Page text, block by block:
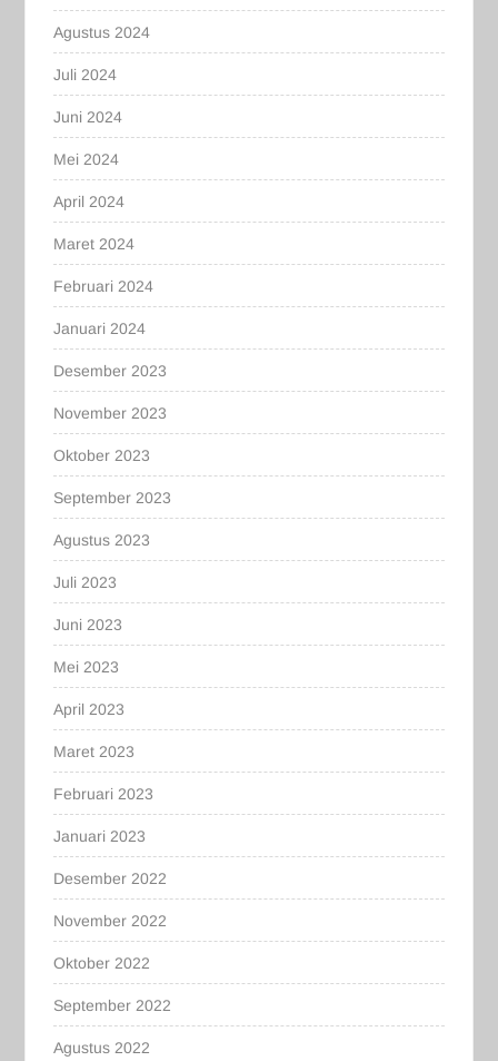
Agustus 2024
Juli 2024
Juni 2024
Mei 2024
April 2024
Maret 2024
Februari 2024
Januari 2024
Desember 2023
November 2023
Oktober 2023
September 2023
Agustus 2023
Juli 2023
Juni 2023
Mei 2023
April 2023
Maret 2023
Februari 2023
Januari 2023
Desember 2022
November 2022
Oktober 2022
September 2022
Agustus 2022